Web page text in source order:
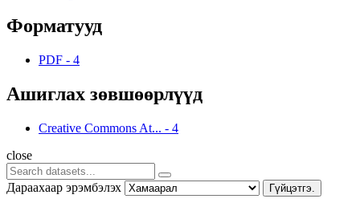
Форматууд
PDF - 4
Ашиглах зөвшөөрлүүд
Creative Commons At... - 4
close
Дараахаар эрэмбэлэх Гүйцэтгэ.